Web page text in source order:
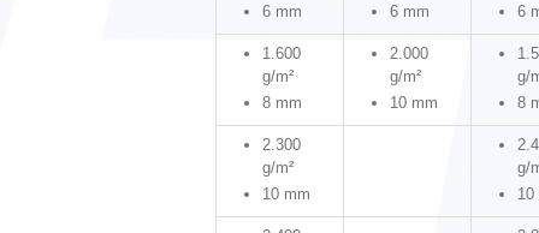
6 mm
6 mm
6
1.600
g/m²
8 mm
2.000
g/m²
10 mm
g/
8
2.300
g/m²
10 mm
g/
10